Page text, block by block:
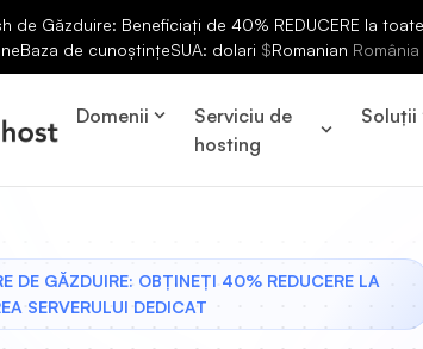
de Găzduire: Beneficiați de 40% REDUCERE la
Baza de cunoștințeSUA: dolari $Romanian România
Domenii
Serviciu de
hosting
Soluții
DE GĂZDUIRE: OBȚINEȚI 40% REDUCERE LA
SERVERULUI DEDICAT